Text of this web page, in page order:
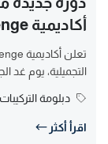
أكاديمية Challenge
التجميلية، يوم غد الجمعة، الموافق
دبلومة
اقرأ أكثر